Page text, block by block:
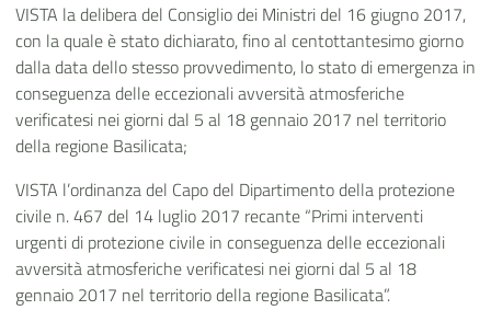
VISTA la delibera del Consiglio dei Ministri del 16 giugno 2017,
con la quale è stato dichiarato, fino al centottantesimo giorno
dalla data dello stesso provvedimento, lo stato di emergenza in
conseguenza delle eccezionali avversità atmosferiche
verificatesi nei giorni dal 5 al 18 gennaio 2017 nel territorio
della regione Basilicata;
VISTA l’ordinanza del Capo del Dipartimento della protezione
civile n. 467 del 14 luglio 2017 recante “Primi interventi
urgenti di protezione civile in conseguenza delle eccezionali
avversità atmosferiche verificatesi nei giorni dal 5 al 18
gennaio 2017 nel territorio della regione Basilicata”.